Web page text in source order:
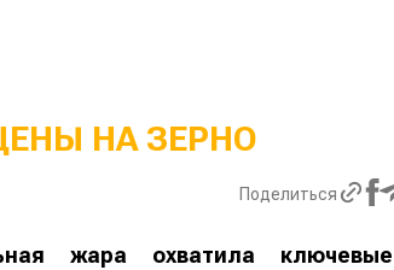
НА ЗЕРНО
Поделиться
жара охватила ключевые